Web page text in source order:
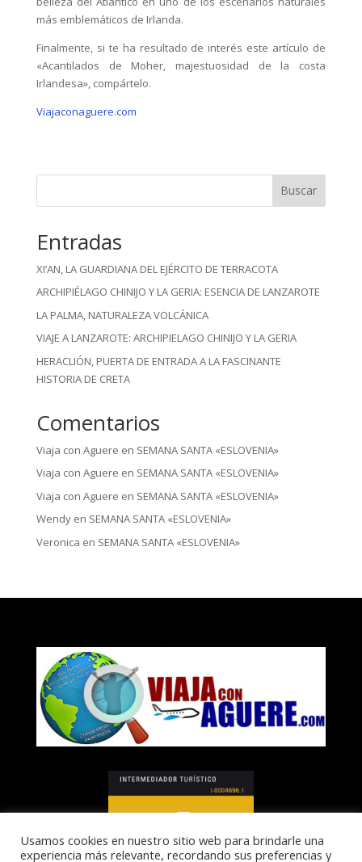
más emblemáticos de Irlanda.
Finalmente, si te ha resultado de interés este artículo de
«Acantilados de Moher, majestuosidad de la costa
Irlandesa», compártelo.
Viajaconaguere.com
Buscar
Entradas
XI’AN, LA GUARDIANA DEL EJÉRCITO DE TERRACOTA
ARCHIPIÉLAGO CHINIJO Y LA GERIA: ESENCIA DE LANZAROTE
LA PALMA, NATURALEZA VOLCÁNICA
VIAJE A LANZAROTE: ARCHIPIELAGO CHINIJO Y LA GERIA
HERACLIÓN, PUERTA DE ENTRADA A LA FASCINANTE
HISTORIA DE CRETA
Comentarios
Viaja con Aguere en SEMANA SANTA «ESLOVENIA»
Viaja con Aguere en SEMANA SANTA «ESLOVENIA»
Viaja con Aguere en SEMANA SANTA «ESLOVENIA»
Wendyen SEMANA SANTA «ESLOVENIA»
Veronica en SEMANA SANTA «ESLOVENIA»
Usamos cookies en nuestro sitio web para brindarle una
experiencia más relevante, recordando sus preferencias y